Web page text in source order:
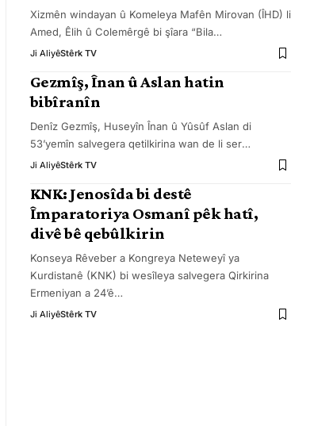
Xizmên windayan û Komeleya Mafên Mirovan (ÎHD) li
Amed, Êlih û Colemêrgê bi şîara “Bila…
Ji AliyêStêrk TV
Gezmîş, Înan û Aslan hatin
bibîranîn
Denîz Gezmîş, Huseyîn Înan û Yûsûf Aslan di
53’yemîn salvegera qetilkirina wan de li ser…
Ji AliyêStêrk TV
KNK: Jenosîda bi destê
Împaratoriya Osmanî pêk hatî,
divê bê qebûlkirin
Konseya Rêveber a Kongreya Neteweyî ya
Kurdistanê (KNK) bi wesîleya salvegera Qirkirina
Ermeniyan a 24’ê…
Ji AliyêStêrk TV